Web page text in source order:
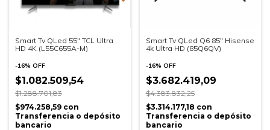
Smart Tv QLed 55" TCL Ultra
HD 4K (L55C655A-M)
-16% OFF
$1.082.509,54
$1.288.701,83
$974.258,59 con
Transferencia o depósito
bancario
Smart Tv QLed Q6 85" Hisense
4k Ultra HD (85Q6QV)
-16% OFF
$3.682.419,09
$4.383.832,25
$3.314.177,18 con
Transferencia o depósito
bancario